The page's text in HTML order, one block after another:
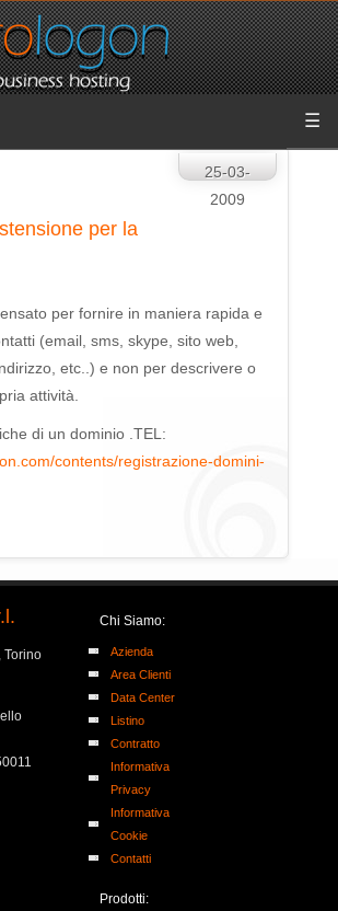
☰
25-03-
2009
per la
per fornire in maniera rapida e
(email, sms, skype, sito web,
etc..) e non per descrivere o
attività.
di un dominio .TEL:
contents/registrazione-domini-
Torino
Chi Siamo:
Azienda
Area Clienti
Data Center
Listino
Contratto
Informativa
Privacy
Informativa
Cookie
Contatti
Prodotti: